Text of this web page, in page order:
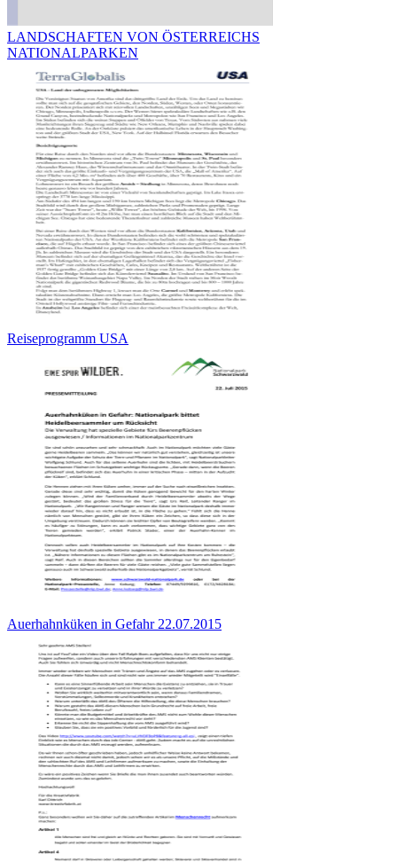
LANDSCHAFTEN VON ÖSTERREICHS
NATIONALPARKEN
Reiseprogramm USA
Auerhahnküken in Gefahr 22.07.2015